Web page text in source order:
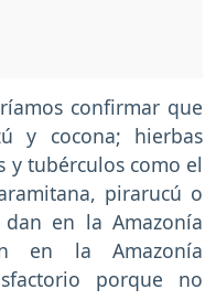
confirmar que
y cocona; hierbas
y tubérculos como el
pirarucú o
en la Amazonía
en la Amazonía
porque no